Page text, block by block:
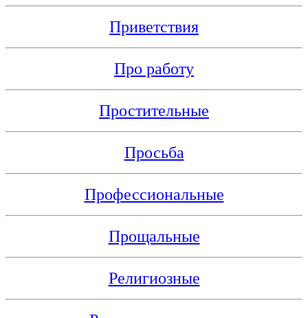
Приветствия
Про работу
Простительные
Просьба
Профессиональные
Прощальные
Религиозные